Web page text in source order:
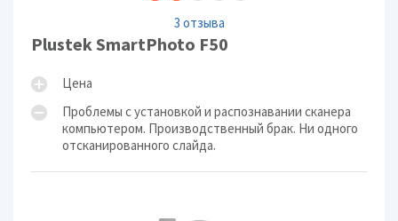
3 отзыва
Plustek SmartPhoto F50
Цена
Проблемы с установкой и распознавании сканера
компьютером. Производственный брак. Ни одного
отсканированного слайда.